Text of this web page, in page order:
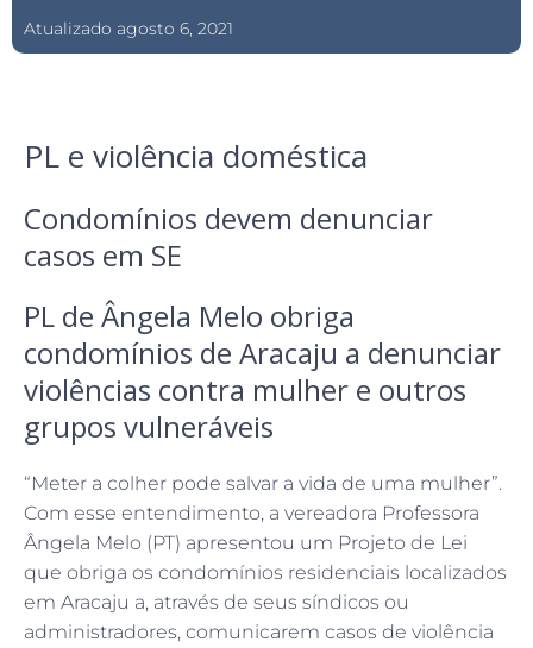
Atualizado agosto 6, 2021
PL e violência doméstica
Condomínios devem denunciar
casos em SE
PL de Ângela Melo obriga
condomínios de Aracaju a denunciar
violências contra mulher e outros
grupos vulneráveis
“Meter a colher pode salvar a vida de uma mulher”.
Com esse entendimento, a vereadora Professora
Ângela Melo (PT) apresentou um Projeto de Lei
que obriga os condomínios residenciais localizados
em Aracaju a, através de seus síndicos ou
administradores, comunicarem casos de violência